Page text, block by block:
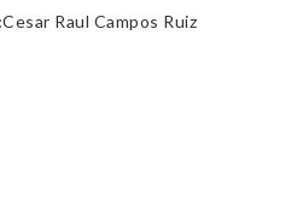
Cesar Raul Campos Ruiz